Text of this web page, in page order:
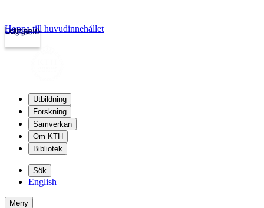
kth.se
Logga in
Hoppa till huvudinnehållet
Utbildning
Forskning
Samverkan
Om KTH
Bibliotek
Sök
English
Meny